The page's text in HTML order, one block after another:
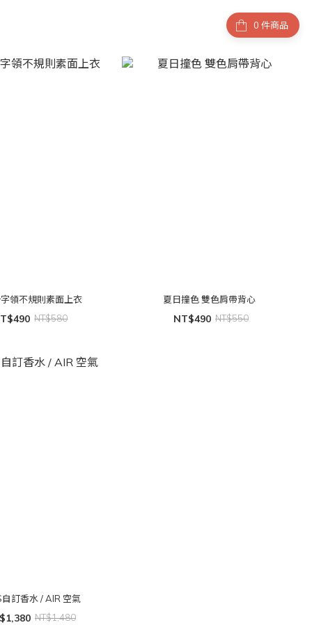
件商品
領不規則素面上衣
NT$580
夏日撞色 雙色肩帶背心
NT$490 NT$550
自訂香水 / AIR 空氣
NT$1,480